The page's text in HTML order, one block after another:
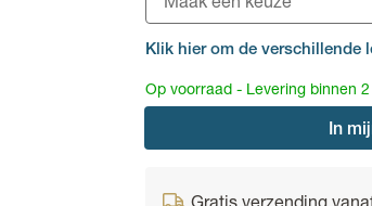
Klik hier om de verschillende
Op voorraad - Levering binnen
In